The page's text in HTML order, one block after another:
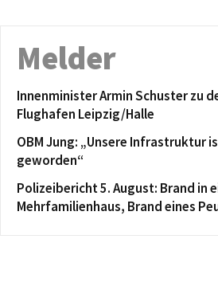
Melder
Innenminister Armin Schuster zu
Flughafen Leipzig/Halle
OBM Jung: „Unsere Infrastruktur
geworden“
Polizeibericht 5. August: Brand in
Mehrfamilienhaus, Brand eines